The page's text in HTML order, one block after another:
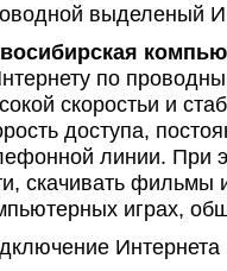
выделеный
по
скоростьи и
доступа,
линии. При
скачивать фильмы
играх,